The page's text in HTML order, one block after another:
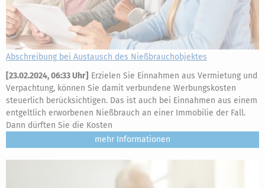
Abschreibung bei Austausch des Nießbrauchobjektes
[23.02.2024, 06:33 Uhr] Erzielen Sie Einnahmen aus Vermietung und
Verpachtung, können Sie damit verbundene Werbungskosten
steuerlich berücksichtigen. Das ist auch bei Einnahmen aus einem
entgeltlich erworbenen Nießbrauch an einer Immobilie der Fall.
Dann dürften Sie die Kosten
mehr